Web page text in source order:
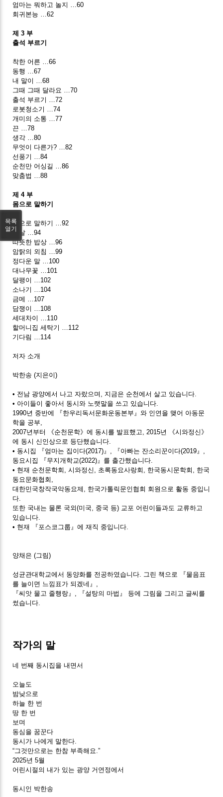
엄마는 뭐하고 놀지 …60
회귀본능 …62
제 3 부
출석 부르기
착한 어른 …66
동행 …67
내 말이 …68
그때 그때 달라요 …70
출석 부르기 …72
로봇청소기 …74
개미의 소통 …77
끈 …78
생각 …80
무엇이 다른가? …82
선풍기 …84
순천만 어싱길 …86
맞춤법 …88
제 4 부
몸으로 말하기
몸으로 말하기 …92
설날 …94
따뜻한 밥상 …96
암탉의 외침 …99
정다운 말 …100
대나무꽃 …101
달팽이 …102
소나기 …104
금메 …107
담쟁이 …108
세대차이 …110
할머니집 세탁기 …112
기다림 …114
저자 소개
박한송 (지은이)
• 전남 광양에서 나고 자랐으며, 지금은 순천에서 살고 있습니다.
• 아이들이 좋아서 동시와 노랫말을 쓰고 있습니다.
1990년 중반에 『한우리독서문화운동본부』와 인연을 맺어 아동문
학을 공부,
2007년부터 《순천문학》에 동시를 발표했고, 2015년 《시와정신》
에 동시 신인상으로 등단했습니다.
• 동시집 『엄마는 집이다(2017)』, 『아빠는 잔소리꾼이다(2019』,
동요시집 『무지개학교(2022)』를 출간했습니다.
• 현재 순천문학회, 시와정신, 초록동요사랑회, 한국동시문학회, 한국
동요문화협회,
대한민국창작국악동요제, 한국가톨릭문인협회 회원으로 활동 중입니
다.
또한 국내는 물론 국외(미국, 중국 등) 교포 어린이들과도 교류하고
있습니다.
• 현재 『포스코그룹』에 재직 중입니다.
양채은 (그림)
성균관대학교에서 동양화를 전공하였습니다. 그린 책으로 『물음표
를 늘이면 느낌표가 되겠네』,
『씨앗 물고 줄행랑』, 『설탕의 마법』 등에 그림을 그리고 글씨를
썼습니다.
작가의 말
네 번째 동시집을 내면서
오늘도
밤낮으로
하늘 한 번
땅 한 번
보며
동심을 꿈꾼다
동시가 나에게 말한다.
“그것만으로는 한참 부족해요.”
2025년 5월
어린시절의 내가 있는 광양 거연정에서
동시인 박한송
목록
열기